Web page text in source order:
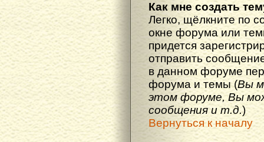
Как мне создать
Легко, щёлкните по
окне форума или
придется
отправить
в данном форуме
форума и темы (Вы
этом форуме, Вы
сообщения и т.д.)
Вернуться к началу